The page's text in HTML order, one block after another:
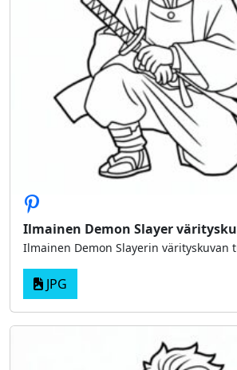
Ilmainen Demon Slayer
Ilmainen Demon Slayerin värityskuvan
JPG